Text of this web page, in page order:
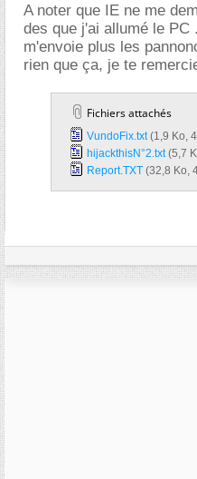
A noter que IE ne me
des que j'ai allumé le PC
m'envoie plus les
rien que ça, je te
Fichiers attachés
VundoFix.txt‎ (1,9 Ko,
hijackthisN°2.txt‎ (5,7
Report.TXT‎ (32,8 Ko,